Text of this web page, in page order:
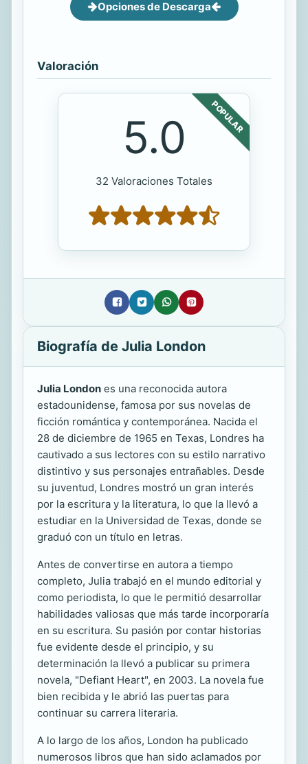
Opciones de Descarga
Valoración
POPULAR
5.0
32 Valoraciones Totales
Biografía de Julia London
Julia London es una reconocida autora
estadounidense, famosa por sus novelas de
ficción romántica y contemporánea. Nacida el
28 de diciembre de 1965 en Texas, Londres ha
cautivado a sus lectores con su estilo narrativo
distintivo y sus personajes entrañables. Desde
su juventud, Londres mostró un gran interés
por la escritura y la literatura, lo que la llevó a
estudiar en la Universidad de Texas, donde se
graduó con un título en letras.
Antes de convertirse en autora a tiempo
completo, Julia trabajó en el mundo editorial y
como periodista, lo que le permitió desarrollar
habilidades valiosas que más tarde incorporaría
en su escritura. Su pasión por contar historias
fue evidente desde el principio, y su
determinación la llevó a publicar su primera
novela, "Defiant Heart", en 2003. La novela fue
bien recibida y le abrió las puertas para
continuar su carrera literaria.
A lo largo de los años, London ha publicado
numerosos libros que han sido aclamados por